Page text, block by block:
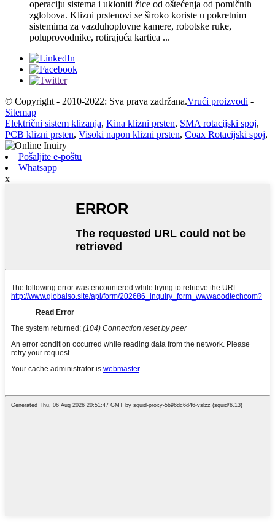
operaciju sistema i ukloniti žice od oštećenja od pomičnih
zglobova. Klizni prstenovi se široko koriste u pokretnim
sistemima za vazduhoplovne kamere, robotske ruke,
poluprovodnike, rotirajuća kartica ...
© Copyright - 2010-2022: Sva prava zadržana.Vrući proizvodi -
Sitemap
Električni sistem klizanja, Kina klizni prsten, SMA rotacijski spoj,
PCB klizni prsten, Visoki napon klizni prsten, Coax Rotacijski spoj,
Pošaljite e-poštu
Whatsapp
x